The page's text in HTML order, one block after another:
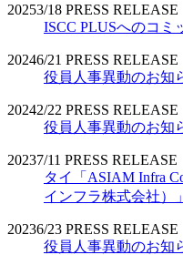
20253/18 PRESS RELEASE
ISCC PLUSへのコミ
20246/21 PRESS RELEASE
役員人事異動のお知
20242/22 PRESS RELEASE
役員人事異動のお知
20237/11 PRESS RELEASE
タイ「ASIAM Infra
インフラ株式会社）
20236/23 PRESS RELEASE
役員人事異動のお知